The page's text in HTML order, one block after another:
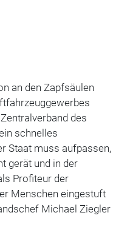
an den Zapfsäulen
des
schnelles
Staat muss aufpassen,
gerät und in der
Profiteur der
Menschen eingestuft
Michael Ziegler